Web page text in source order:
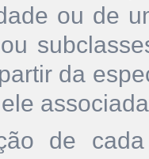
ou de
da
de